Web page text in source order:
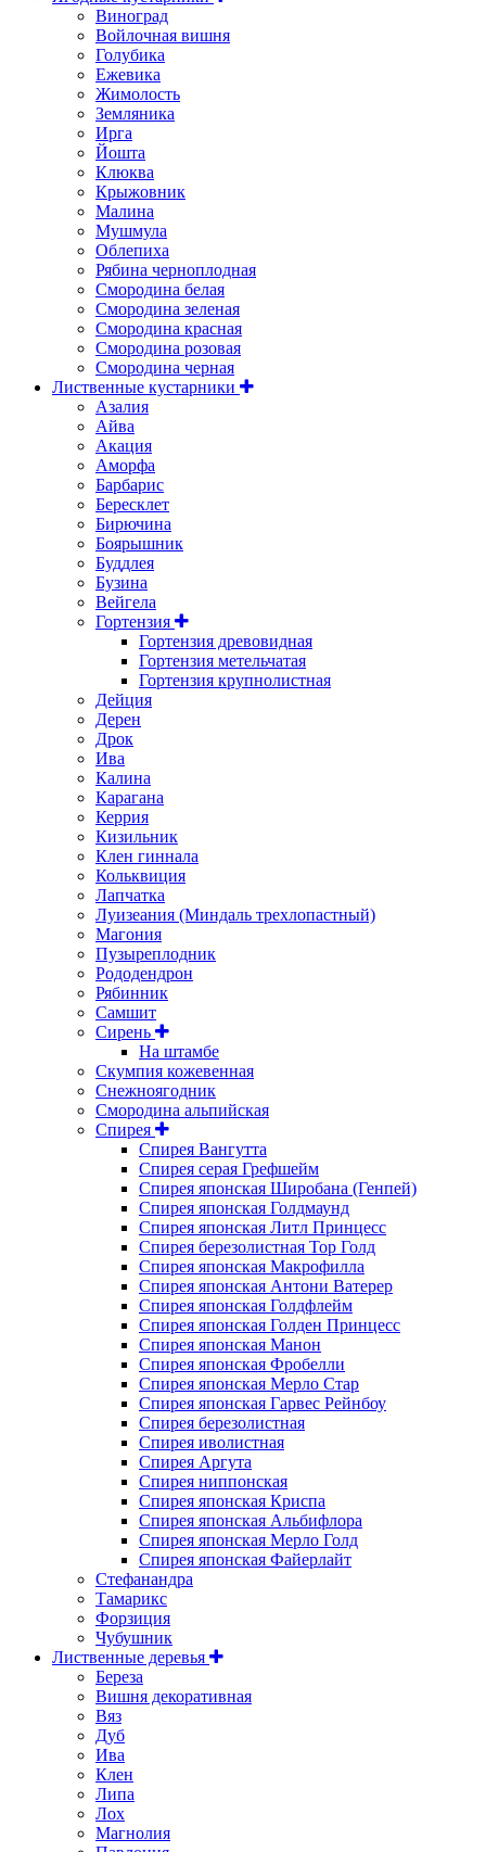
Виноград
Войлочная вишня
Голубика
Ежевика
Жимолость
Земляника
Ирга
Йошта
Клюква
Крыжовник
Малина
Мушмула
Облепиха
Рябина черноплодная
Смородина белая
Смородина зеленая
Смородина красная
Смородина розовая
Смородина черная
Лиственные кустарники
Азалия
Айва
Акация
Аморфа
Барбарис
Бересклет
Бирючина
Боярышник
Буддлея
Бузина
Вейгела
Гортензия
Гортензия древовидная
Гортензия метельчатая
Гортензия крупнолистная
Дейция
Дерен
Дрок
Ива
Калина
Карагана
Керрия
Кизильник
Клен гиннала
Кольквиция
Лапчатка
Луизеания (Миндаль трехлопастный)
Магония
Пузыреплодник
Рододендрон
Рябинник
Самшит
Сирень
На штамбе
Скумпия кожевенная
Снежноягодник
Смородина альпийская
Спирея
Спирея Вангутта
Спирея серая Грефшейм
Спирея японская Широбана (Генпей)
Спирея японская Голдмаунд
Спирея японская Литл Принцесс
Спирея березолистная Тор Голд
Спирея японская Макрофилла
Спирея японская Антони Ватерер
Спирея японская Голдфлейм
Спирея японская Голден Принцесс
Спирея японская Манон
Спирея японская Фробелли
Спирея японская Мерло Стар
Спирея японская Гарвес Рейнбоу
Спирея березолистная
Спирея иволистная
Спирея Аргута
Спирея ниппонская
Спирея японская Криспа
Спирея японская Альбифлора
Спирея японская Мерло Голд
Спирея японская Файерлайт
Стефанандра
Тамарикс
Форзиция
Чубушник
Лиственные деревья
Береза
Вишня декоративная
Вяз
Дуб
Ива
Клен
Липа
Лох
Магнолия